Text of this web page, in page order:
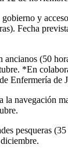
y
Fecha
ancianos (50
*En
Enfermería de
la navegación
pesqueras